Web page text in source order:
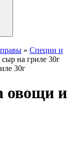
» Специи и
на гриле 30г
овощи и